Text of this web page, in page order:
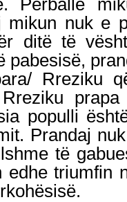
Përballë
mikun nuk e
ditë të
pabesisë,
Rreziku
populli
Prandaj
të
edhe triumfin